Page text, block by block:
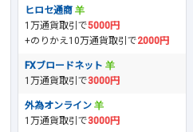
ヒロセ通商
1万通貨取引で5000円
+のりかえ10万通貨取引で2000円
FXブロードネット
1万通貨取引で3000円
外為オンライン
1万通貨取引で3000円